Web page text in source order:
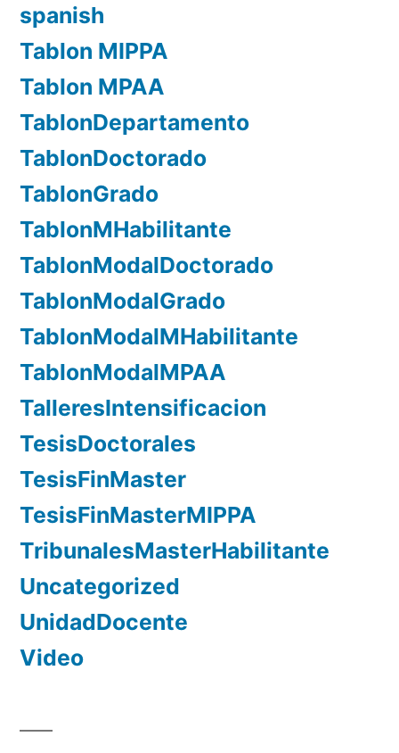
spanish
Tablon MIPPA
Tablon MPAA
TablonDepartamento
TablonDoctorado
TablonGrado
TablonMHabilitante
TablonModalDoctorado
TablonModalGrado
TablonModalMHabilitante
TablonModalMPAA
TalleresIntensificacion
TesisDoctorales
TesisFinMaster
TesisFinMasterMIPPA
TribunalesMasterHabilitante
Uncategorized
UnidadDocente
Video